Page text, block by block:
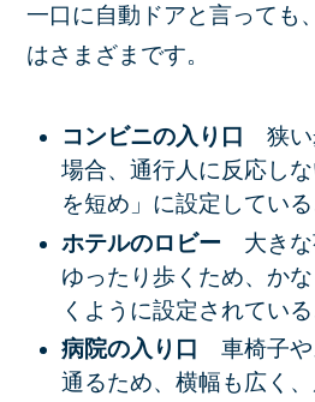
一口に自動ドアと言っても
はさまざまです。
コンビニの入り口 狭
場合、通行人に反応し
を短め」に設定している
ホテルのロビー 大き
ゆったり歩くため、か
くように設定されてい
病院の入り口 車椅子
通るため、横幅も広く